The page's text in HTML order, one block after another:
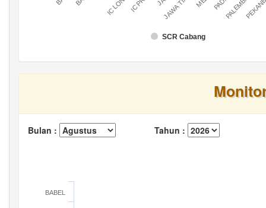
SCR Cabang
Bulan : Tahun :
BABEL